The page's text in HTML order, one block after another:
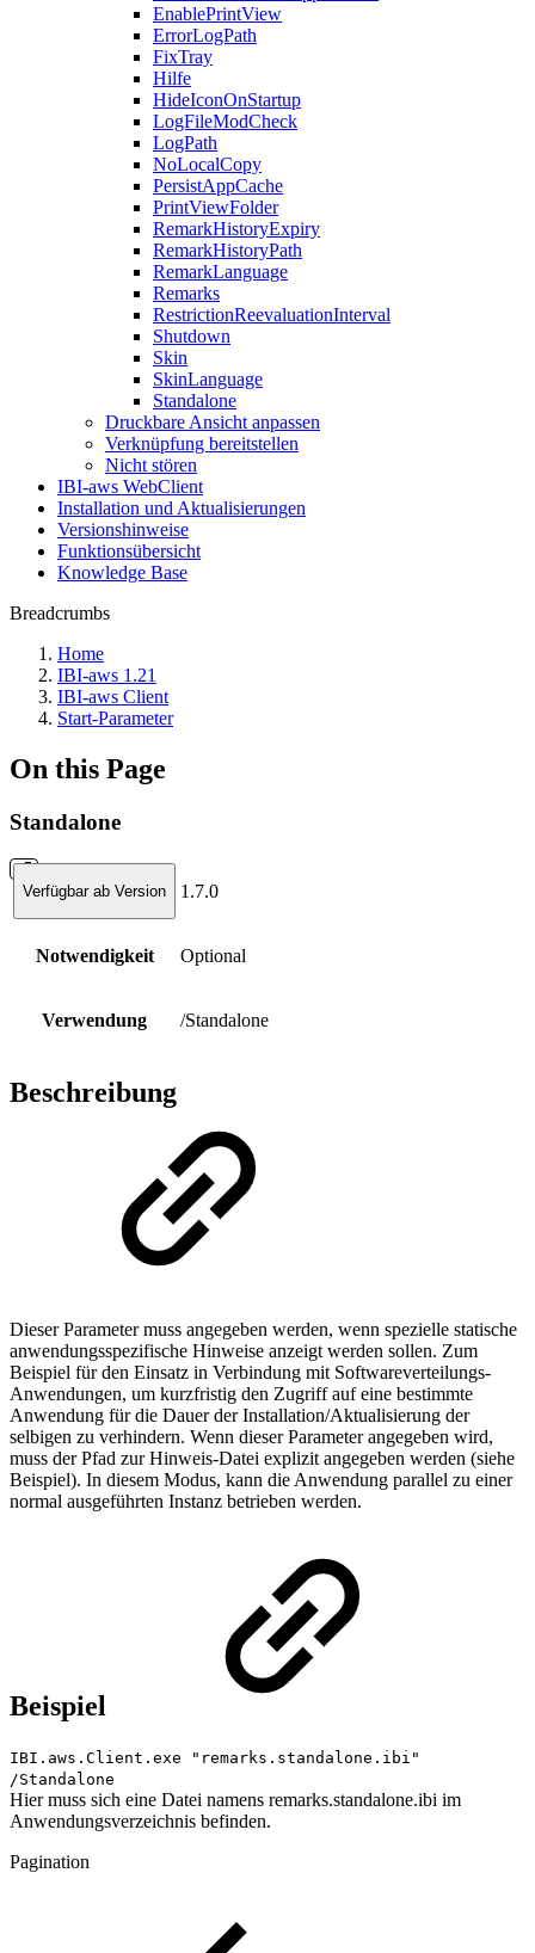
EnablePrintView
ErrorLogPath
FixTray
Hilfe
HideIconOnStartup
LogFileModCheck
LogPath
NoLocalCopy
PersistAppCache
PrintViewFolder
RemarkHistoryExpiry
RemarkHistoryPath
RemarkLanguage
Remarks
RestrictionReevaluationInterval
Shutdown
Skin
SkinLanguage
Standalone
Druckbare Ansicht anpassen
Verknüpfung bereitstellen
Nicht stören
IBI-aws WebClient
Installation und Aktualisierungen
Versionshinweise
Funktionsübersicht
Knowledge Base
Breadcrumbs
Home
IBI-aws 1.21
IBI-aws Client
Start-Parameter
On this Page
Standalone
Verfügbar ab Version 1.7.0
Notwendigkeit Optional
Verwendung /Standalone
Beschreibung
Dieser Parameter muss angegeben werden, wenn spezielle statische
anwendungsspezifische Hinweise anzeigt werden sollen. Zum
Beispiel für den Einsatz in Verbindung mit Softwareverteilungs-
Anwendungen, um kurzfristig den Zugriff auf eine bestimmte
Anwendung für die Dauer der Installation/Aktualisierung der
selbigen zu verhindern. Wenn dieser Parameter angegeben wird,
muss der Pfad zur Hinweis-Datei explizit angegeben werden (siehe
Beispiel). In diesem Modus, kann die Anwendung parallel zu einer
normal ausgeführten Instanz betrieben werden.
Beispiel
IBI.aws.Client.exe "remarks.standalone.ibi"
/Standalone
Hier muss sich eine Datei namens remarks.standalone.ibi im
Anwendungsverzeichnis befinden.
Pagination